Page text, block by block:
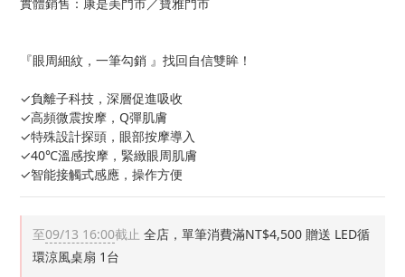
『眼周細紋，一筆勾銷 』找回自信雙眸！
✓負離子科技，深層促進吸收
✓高頻微震按摩，Q彈肌膚
✓特殊設計探頭，眼部按摩導入
✓40℃溫感按摩，緊緻眼周肌膚
✓智能接觸式感應，操作方便
至09/13 16:00截止 全店，單筆消費滿NT$4,500 贈送 LED循
環涼風桌扇 1台